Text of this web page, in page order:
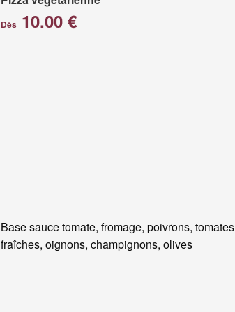
Dès10.00 €
Base sauce tomate, fromage, poivrons, tomates
fraîches, oignons, champignons, olives